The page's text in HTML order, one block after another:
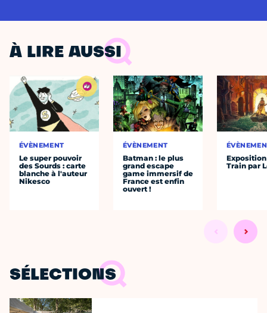
À LIRE AUSSI
ÉVÈNEMENT
Le super pouvoir
des Sourds : carte
blanche à l'auteur
Nikesco
ÉVÈNEMENT
Batman : le plus
grand escape
game immersif de
France est enfin
ouvert !
Exposition
Train par
SÉLECTIONS